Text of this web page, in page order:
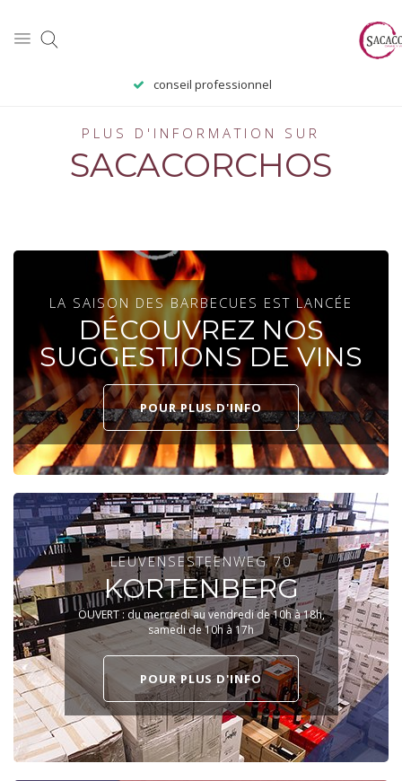
conseil professionnel
PLUS D'INFORMATION SUR
SACACORCHOS
LA SAISON DES BARBECUES EST LANCÉE
DÉCOUVREZ NOS
SUGGESTIONS DE VINS
POUR PLUS D'INFO
LEUVENSESTEENWEG 70
KORTENBERG
OUVERT : du mercredi au vendredi de 10h à 18h,
samedi de 10h à 17h
POUR PLUS D'INFO